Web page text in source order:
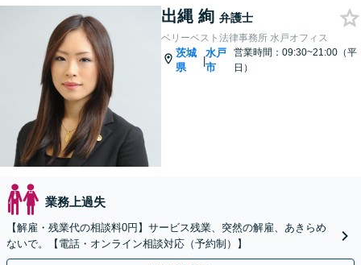
出縄 絢 弁護士
ベリーベスト法律事務所 水戸オフィス
茨城
県
|
水戸
市
営業時間：09:30~21:00（平
日）
業務上過失
【解雇・残業代の相談料0円】サービス残業、突然の解雇、あきらめ
ないで。【電話・オンライン相談対応（予約制）】